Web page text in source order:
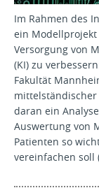
Im Rahmen des
ein
Versorgung von
(KI) zu
Fakultät
daran ein
Auswertung von
Patienten so
vereinfachen soll